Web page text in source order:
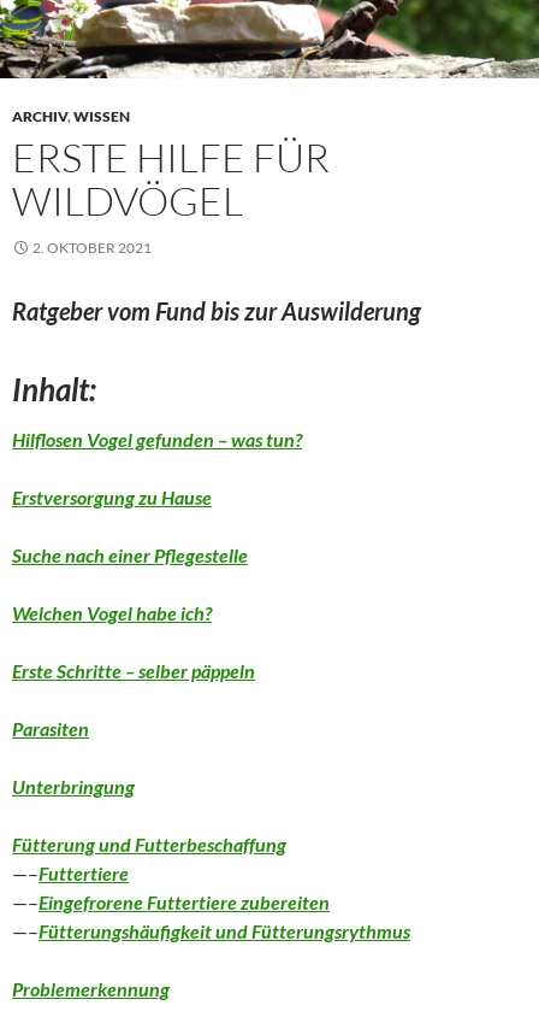
ARCHIV,WISSEN
ERSTE HILFE FÜR
WILDVÖGEL
2. OKTOBER 2021
Ratgeber vom Fund bis zur Auswilderung
Inhalt:
Hilflosen Vogel gefunden – was tun?
Erstversorgung zu Hause
Suche nach einer Pflegestelle
Welchen Vogel habe ich?
Erste Schritte – selber päppeln
Parasiten
Unterbringung
Fütterung und Futterbeschaffung
—–Futtertiere
—–Eingefrorene Futtertiere zubereiten
—–Fütterungshäufigkeit und Fütterungsrythmus
Problemerkennung